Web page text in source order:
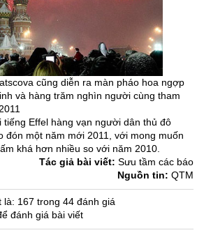
cũng diễn ra màn pháo hoa ngợp
và hàng trăm nghìn người cùng tham
Effel hàng vạn người dân thủ đô
đón một năm mới 2011, với mong muốn
khá hơn nhiều so với năm 2010.
Tác giả bài viết: Sưu tầm các báo
Nguồn tin: QTM
167 trong 44 đánh giá
đánh giá bài viết